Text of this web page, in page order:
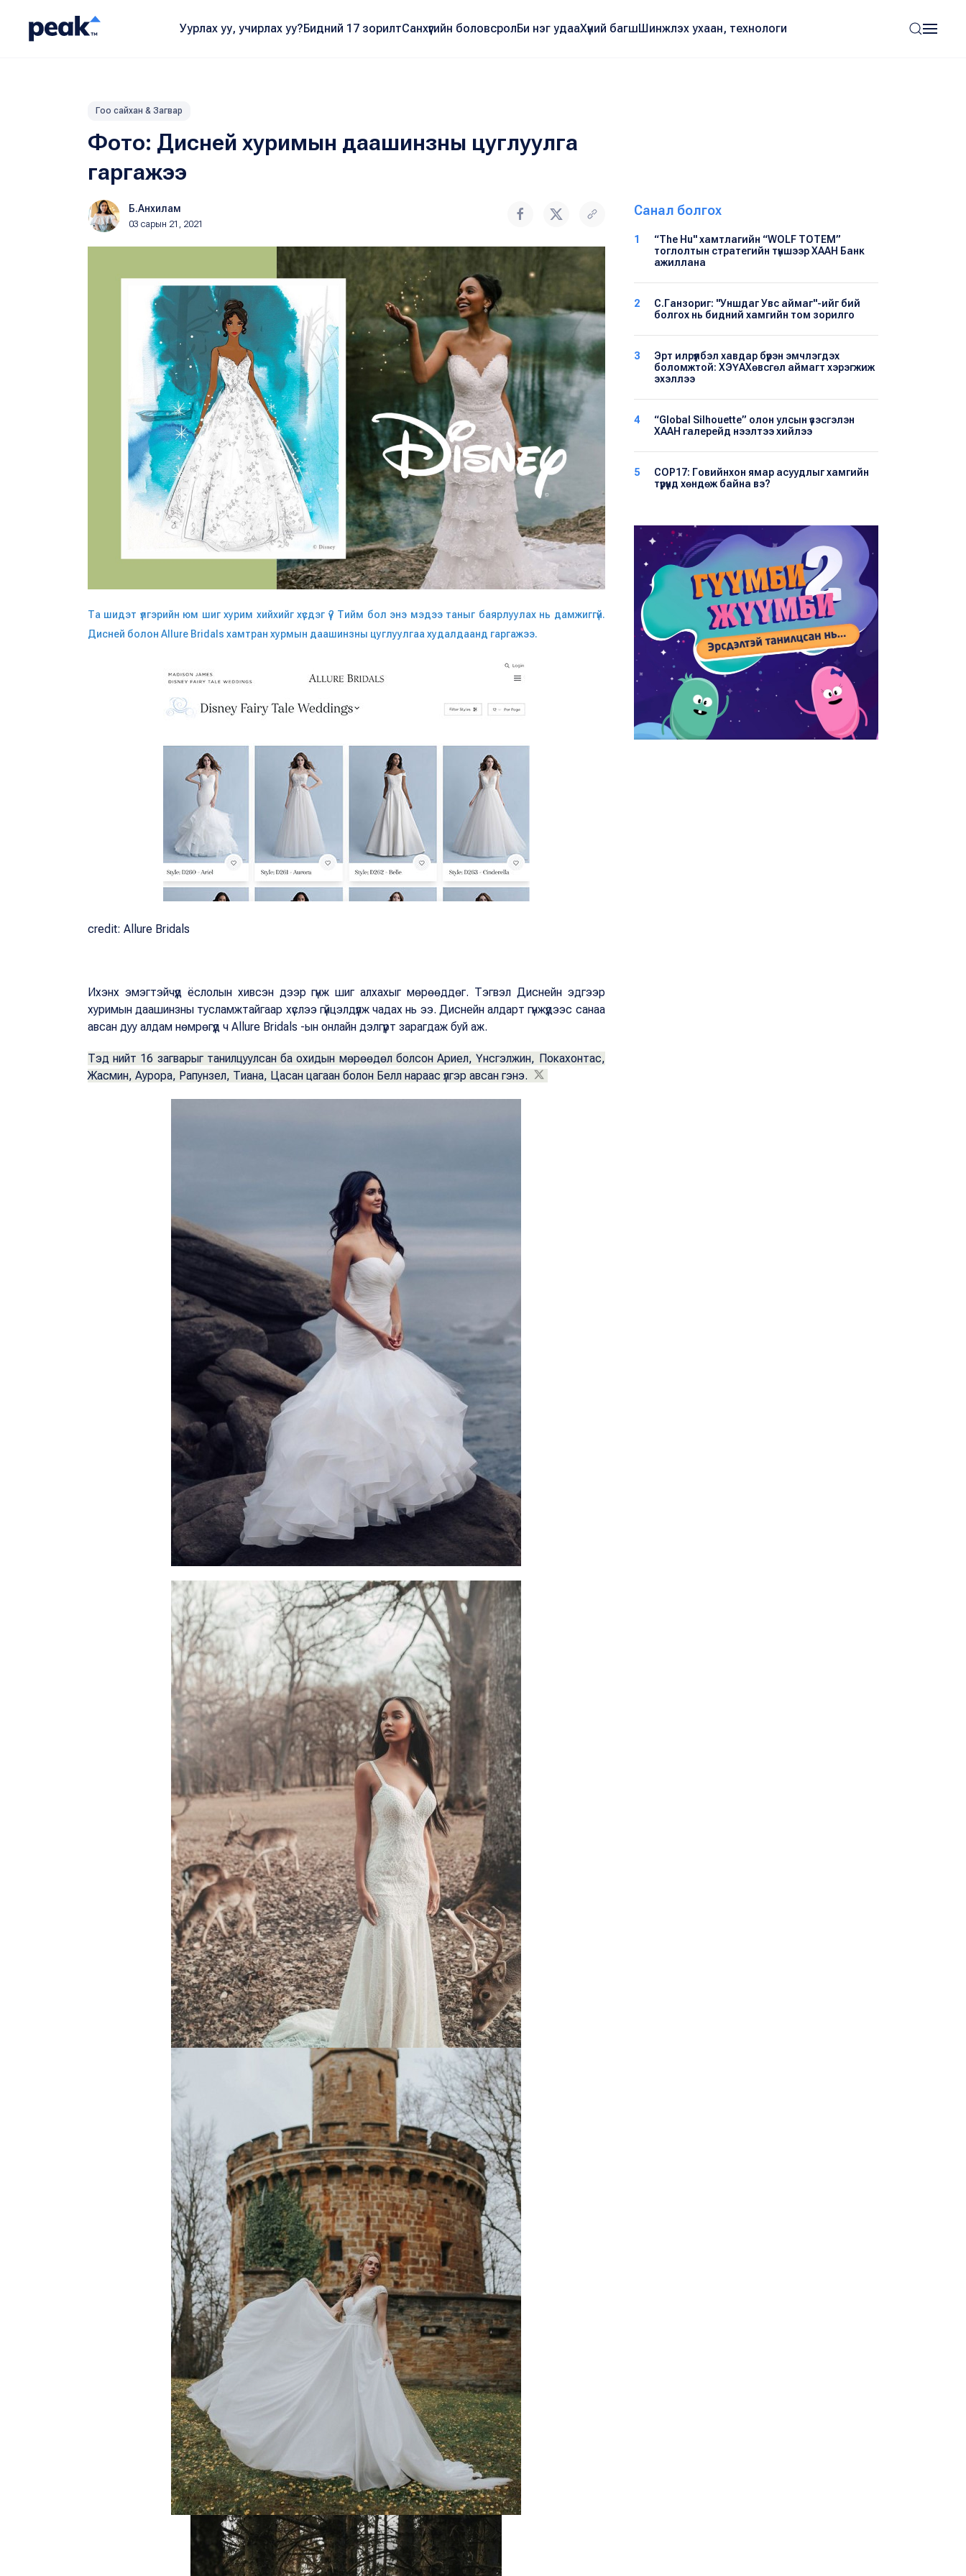
Уурлах уу, учирлах уу?Бидний 17 зорилтСанхүүгийн боловсролБи нэг удааХүний багшШинжлэх ухаан, технологи
Гоо сайхан & Загвар
Фото: Дисней хуримын даашинзны цуглуулга
гаргажээ
Б.Анхилам
03 сарын 21, 2021
Та шидэт үлгэрийн юм шиг хурим хийхийг хүсдэг үү? Тийм бол энэ мэдээ таныг баярлуулах нь дамжиггүй.
Дисней болон Allure Bridals хамтран хурмын даашинзны цуглуулгаа худалдаанд гаргажээ.
credit: Allure Bridals
Ихэнх эмэгтэйчүүд ёслолын хивсэн дээр гүнж шиг алхахыг мөрөөддөг. Тэгвэл Диснейн эдгээр
хуримын даашинзны тусламжтайгаар хүслээ гүйцэлдүүлж чадах нь ээ. Диснейн алдарт гүнжүүдээс санаа
авсан дуу алдам нөмрөгүүд ч Allure Bridals -ын онлайн дэлгүүрт зарагдаж буй аж.
Тэд нийт 16 загварыг танилцуулсан ба охидын мөрөөдөл болсон Ариел, Үнсгэлжин, Покахонтас,
Жасмин, Аурора, Рапунзел, Тиана, Цасан цагаан болон Белл нараас үлгэр авсан гэнэ.
Санал болгох
1
“The Hu" хамтлагийн “WOLF TOTEM”
тоглолтын стратегийн түншээр ХААН Банк
ажиллана
2
С.Ганзориг: "Уншдаг Увс аймаг"-ийг бий
болгох нь бидний хамгийн том зорилго
3
Эрт илрүүлбэл хавдар бүрэн эмчлэгдэх
боломжтой: ХЭҮА​Хөвсгөл аймагт хэрэгжиж
эхэллээ
4
“Global Silhouette” олон улсын үзэсгэлэн
ХААН галерейд нээлтээ хийлээ
5
COP17: Говийнхон ямар асуудлыг хамгийн
түрүүнд хөндөж байна вэ?